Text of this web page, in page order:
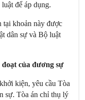
để áp dụng.
tại khoản này được
dân sự và Bộ luật
của đương sự
kiện, yêu cầu Tòa
sự. Tòa án chỉ thụ lý